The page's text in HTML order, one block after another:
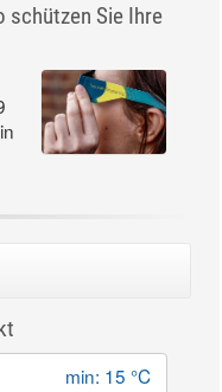
schützen Sie Ihre
min: 15 °C